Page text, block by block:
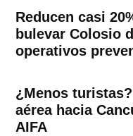
Reducen casi
bulevar Colosio
operativos
¿Menos
aérea hacia
AIFA